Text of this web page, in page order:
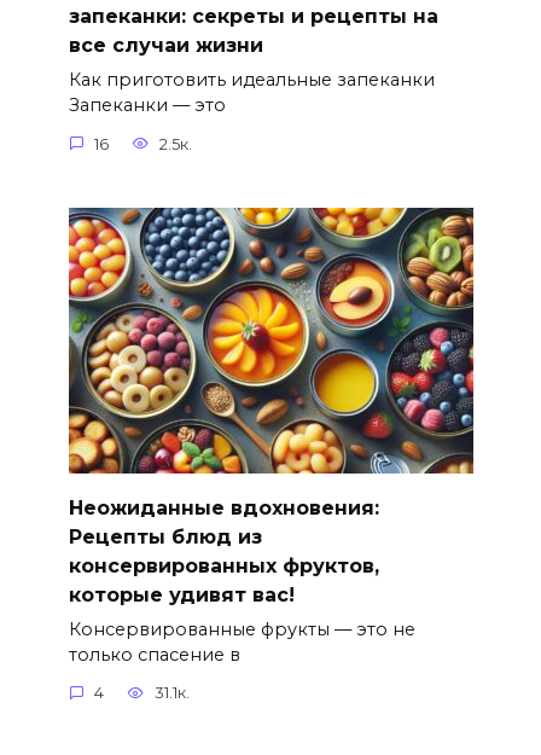
запеканки: секреты и рецепты на
все случаи жизни
Как приготовить идеальные запеканки
Запеканки — это
16 2.5к.
Неожиданные вдохновения:
Рецепты блюд из
консервированных фруктов,
которые удивят вас!
Консервированные фрукты — это не
только спасение в
4 31.1к.